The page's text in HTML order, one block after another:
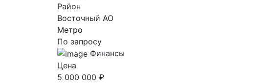
Район
Восточный AO
Метро
По запросу
Финансы
Цена
5 000 000 ₽